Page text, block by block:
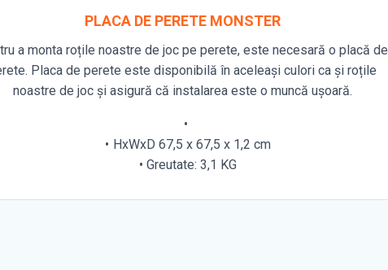
PLACA DE PERETE MONSTER
a monta roțile noastre de joc pe perete, este necesară o placă de
Placa de perete este disponibilă în aceleași culori ca și roțile
noastre de joc și asigură că instalarea este o muncă ușoară.
HxWxD 67,5 x 67,5 x 1,2 cm
Greutate: 3,1 KG